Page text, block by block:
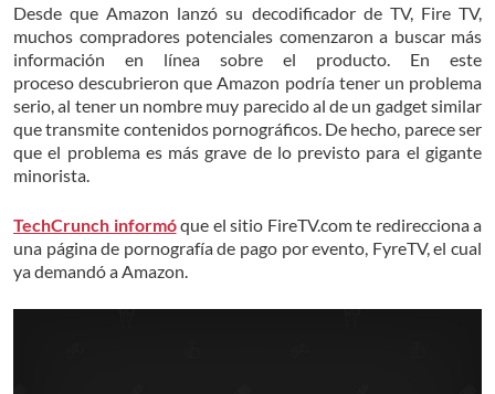
Desde que Amazon lanzó su decodificador de TV, Fire TV,
muchos compradores potenciales comenzaron a buscar más
información en línea sobre el producto. En este
proceso descubrieron que Amazon podría tener un problema
serio, al tener un nombre muy parecido al de un gadget similar
que transmite contenidos pornográficos. De hecho, parece ser
que el problema es más grave de lo previsto para el gigante
minorista.
TechCrunch informóque el sitio FireTV.com te redirecciona a
una página de pornografía de pago por evento, FyreTV, el cual
ya demandó a Amazon.